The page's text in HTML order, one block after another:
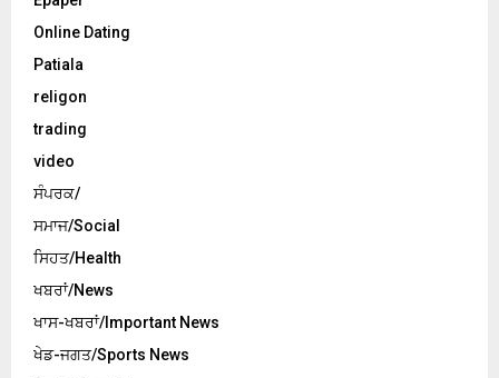
Online Dating
Patiala
religon
trading
video
ਸੰਪਰਕ/
ਸਮਾਜ/Social
ਸਿਹਤ/Health
ਖਬਰਾਂ/News
ਖਾਸ-ਖਬਰਾਂ/Important News
ਖੇਡ-ਜਗਤ/Sports News